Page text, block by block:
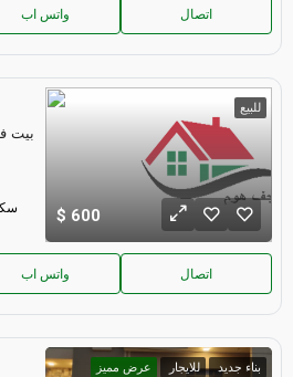
واتس اب اتصال
للبيع
600
بيت
واتس اب اتصال
بناء جديد للايجار عرض مميز